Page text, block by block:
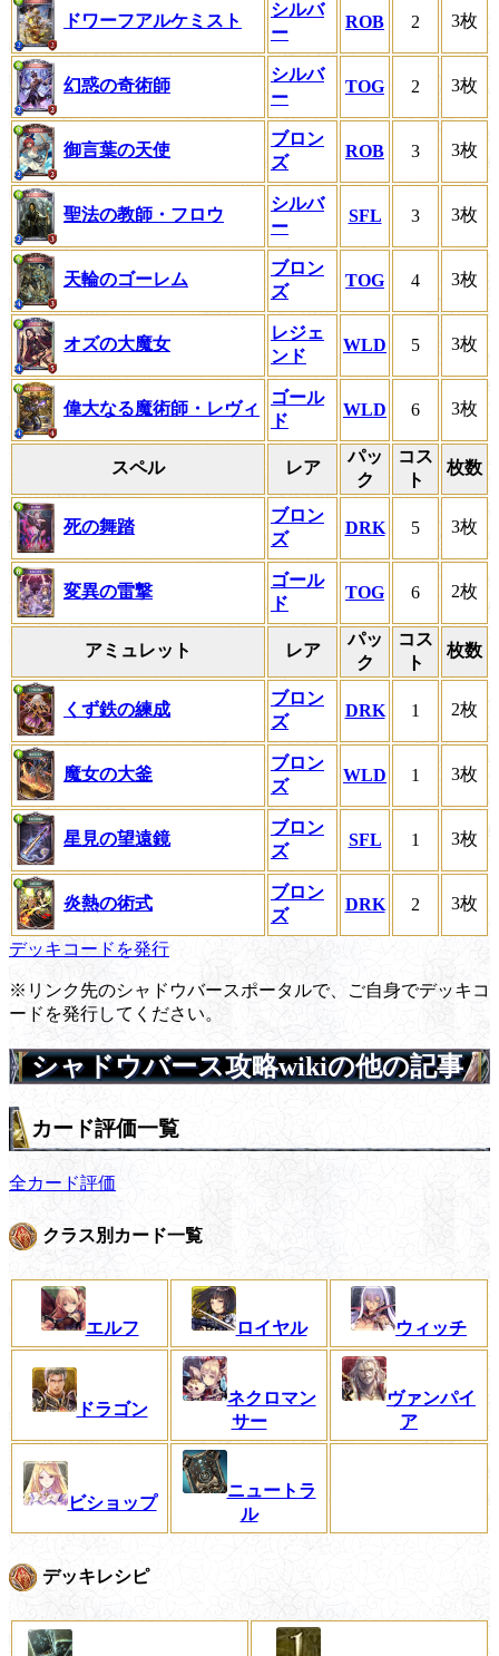
ドワーフアルケミスト
シルバ
ー
ROB 2 3枚
幻惑の奇術師
シルバ
ー
TOG 2 3枚
御言葉の天使
ブロン
ズ
ROB 3 3枚
聖法の教師・フロウ
シルバ
ー
SFL 3 3枚
天輪のゴーレム
ブロン
ズ
TOG 4 3枚
オズの大魔女
レジェ
ンド
WLD 5 3枚
偉大なる魔術師・レヴィ
ゴール
ド
WLD 6 3枚
スペル レア
パッ
ク
コス
ト
枚数
死の舞踏
ブロン
ズ
DRK 5 3枚
変異の雷撃
ゴール
ド
TOG 6 2枚
アミュレット レア
パッ
ク
コス
ト
枚数
くず鉄の練成
ブロン
ズ
DRK 1 2枚
魔女の大釜
ブロン
ズ
WLD 1 3枚
星見の望遠鏡
ブロン
ズ
SFL 1 3枚
炎熱の術式
ブロン
ズ
DRK 2 3枚
デッキコードを発行
※リンク先のシャドウバースポータルで、ご自身でデッキコ
ードを発行してください。
シャドウバース攻略wikiの他の記事
カード評価一覧
全カード評価
クラス別カード一覧
エルフ ロイヤル ウィッチ
ドラゴン
ネクロマン
サー
ヴァンパイ
ア
ビショップ
ニュートラ
ル
デッキレシピ